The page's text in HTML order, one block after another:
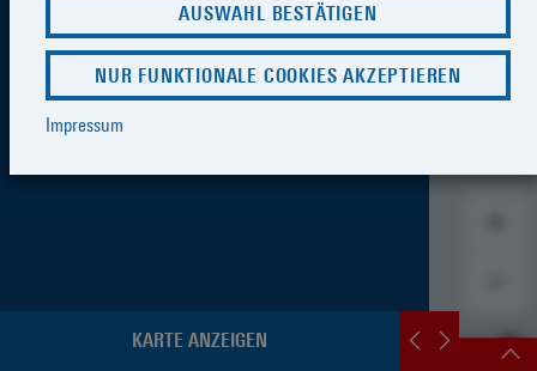
SCHNELLZUGRIFF
KARTE ANZEIGEN
AUSWAHL BESTÄTIGEN
NUR FUNKTIONALE COOKIES AKZEPTIEREN
Impressum